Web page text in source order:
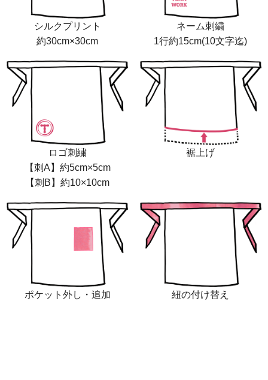
シルクプリント
約30cm×30cm
ネーム刺繍
1行約15cm(10文字迄)
ロゴ刺繍
【刺A】約5cm×5cm
【刺B】約10×10cm
裾上げ
ポケット外し・追加 紐の付け替え